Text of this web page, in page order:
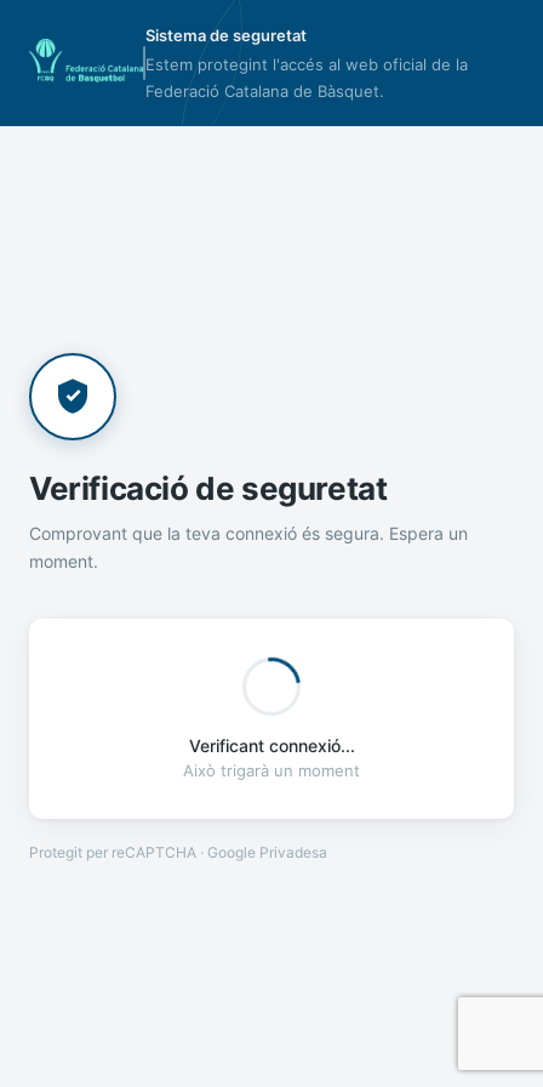
Sistema de seguretat
Estem protegint l'accés al web oficial de la
Federació Catalana de Bàsquet.
Verificació de seguretat
Comprovant que la teva connexió és segura. Espera un
moment.
Verificant connexió...
Això trigarà un moment
Protegit per reCAPTCHA · Google Privadesa